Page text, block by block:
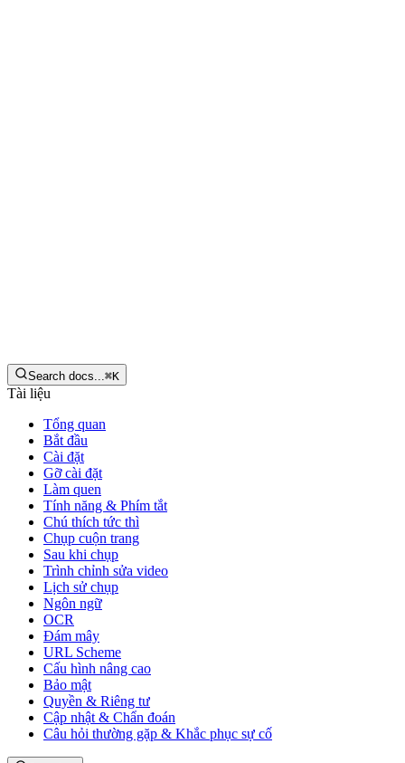
Search docs...⌘K
Tài liệu
Tổng quan
Bắt đầu
Cài đặt
Gỡ cài đặt
Làm quen
Tính năng & Phím tắt
Chú thích tức thì
Chụp cuộn trang
Sau khi chụp
Trình chỉnh sửa video
Lịch sử chụp
Ngôn ngữ
OCR
Đám mây
URL Scheme
Cấu hình nâng cao
Bảo mật
Quyền & Riêng tư
Cập nhật & Chẩn đoán
Câu hỏi thường gặp & Khắc phục sự cố